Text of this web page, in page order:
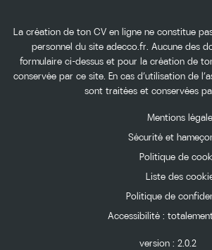
La création de ton CV en ligne ne constitue
personnel du site adecco.fr. Aucune des
formulaire ci-dessus et pour la création de
conservée par ce site. En cas d’utilisation de
sont traitées et conservées
Mentions
Sécurité et
Politique de
Liste des
Politique de
Accessibilité :
version : 2.0.2